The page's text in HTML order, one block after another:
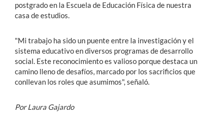
postgrado en la Escuela de Educación Física de nuestra
casa de estudios.
"Mi trabajo ha sido un puente entre la investigación y el
sistema educativo en diversos programas de desarrollo
social. Este reconocimiento es valioso porque destaca un
camino lleno de desafíos, marcado por los sacrificios que
conllevan los roles que asumimos", señaló.
Por Laura Gajardo